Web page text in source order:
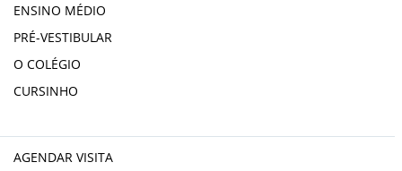
ENSINO MÉDIO
PRÉ-VESTIBULAR
O COLÉGIO
CURSINHO
AGENDAR VISITA